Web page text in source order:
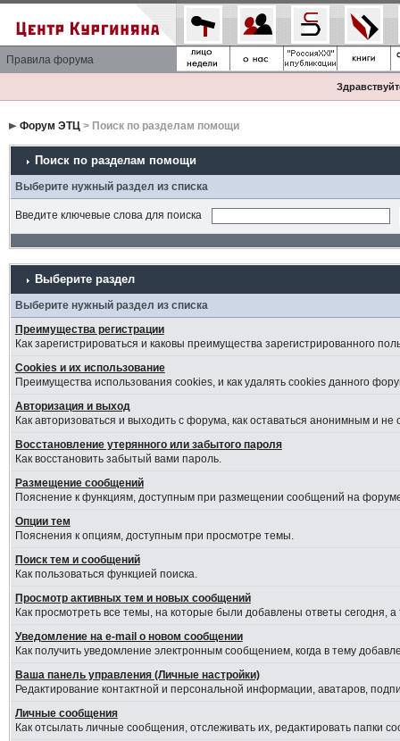
Правила форума
Форум ЭТЦ> Поиск по разделам помощи
Поиск по разделам помощи
Выберите нужный раздел из списка
Введите ключевые слова для поиска
Выберите раздел
Выберите нужный раздел из списка
Преимущества регистрации
Как зарегистрироваться и каковы преимущества зарегистрированного
Cookies и их использование
Преимущества использования cookies, и как удалять cookies данного
Авторизация и выход
Как авторизоваться и выходить с форума, как оставаться анонимным и
Восстановление утерянного или забытого пароля
Как восстановить забытый вами пароль.
Размещение сообщений
Пояснение к функциям, доступным при размещении сообщений на
Опции тем
Пояснения к опциям, доступным при просмотре темы.
Поиск тем и сообщений
Как пользоваться функцией поиска.
Просмотр активных тем и новых сообщений
Как просмотреть все темы, на которые были добавлены ответы сегодня,
Уведомление на е-mail о новом сообщении
Как получить уведомление электронным сообщением, когда в тему
Ваша панель управления (Личные настройки)
Редактирование контактной и персональной информации, аватаров,
Личные сообщения
Как отсылать личные сообщения, отслеживать их, редактировать папки